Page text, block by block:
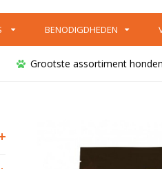
BENODIGDHEDEN
Grootste assortiment